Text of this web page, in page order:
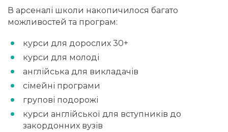
В арсеналі школи накопичилося багато
можливостей та програм:
курси для дорослих 30+
курси для молоді
англійська для викладачів
сімейні програми
групові подорожі
курси англійської для вступників до
закордонних вузів